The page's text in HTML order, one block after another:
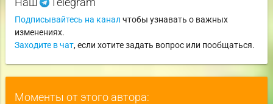
Подписывайтесь на канал чтобы узнавать о важных
изменениях.
Заходите в чат, если хотите задать вопрос или пообщаться.
Моменты от этого автора: